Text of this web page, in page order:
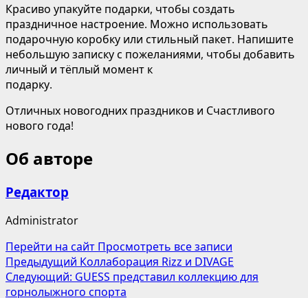
Красиво упакуйте подарки, чтобы создать
праздничное настроение. Можно использовать
подарочную коробку или стильный пакет. Напишите
небольшую записку с пожеланиями, чтобы добавить
личный и тёплый момент к
подарку.
Отличных новогодних праздников и Счастливого
нового года!
Об авторе
Редактор
Administrator
Перейти на сайт Просмотреть все записи
Навигация
записи
Предыдущий Коллаборация Rizz и DIVAGE
Следующий: GUESS представил коллекцию для
горнолыжного спорта